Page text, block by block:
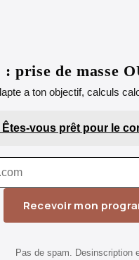
: prise de masse
a ton objectif, calculs
vous prêt pour le
Recevoir mon
Pas de spam. Desinscription